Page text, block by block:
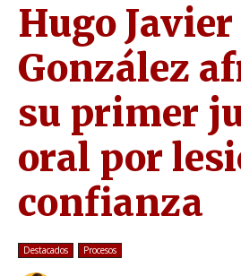
Hugo Javier
González
su primer
oral por
confianza
Destacados Procesos